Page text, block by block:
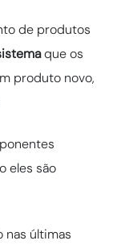
de produtos
que os
produto novo,
eles são
nas últimas